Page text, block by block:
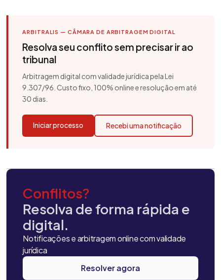
ARBITRALIS — CÂMARA DE ARBITRAGEM DIGITAL
Resolva seu conflito sem precisar ir ao
tribunal
Arbitragem digital com validade jurídica pela Lei
9.307/96. Custo fixo, 100% online e resolução em até
30 dias.
Iniciar processo Recebi uma notificação
Conflitos?
Resolva de forma rápida e
digital.
Notificações e arbitragem online com validade
jurídica
Resolver agora